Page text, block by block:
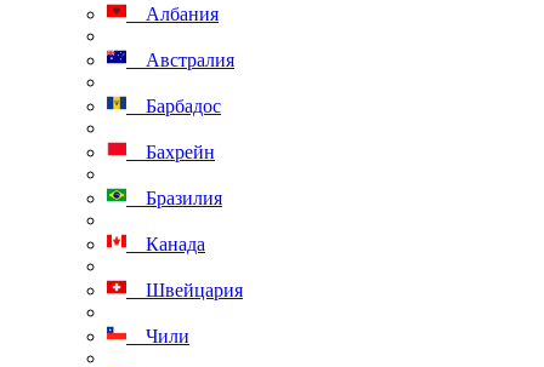
Албания
Австралия
Барбадос
Бахрейн
Бразилия
Канада
Швейцария
Чили